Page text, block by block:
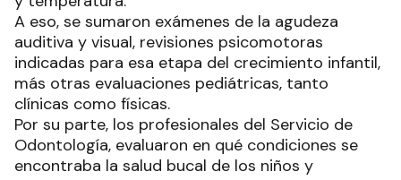
A eso, se sumaron exámenes de la agudeza
auditiva y visual, revisiones psicomotoras
indicadas para esa etapa del crecimiento infantil,
más otras evaluaciones pediátricas, tanto
clínicas como físicas.
Por su parte, los profesionales del Servicio de
Odontología, evaluaron en qué condiciones se
encontraba la salud bucal de los niños y